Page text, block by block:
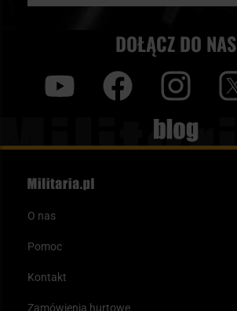
DOŁĄCZ DO NAS
Blog
O nas
Pomoc
Kontakt
Zamówienia hurtowe